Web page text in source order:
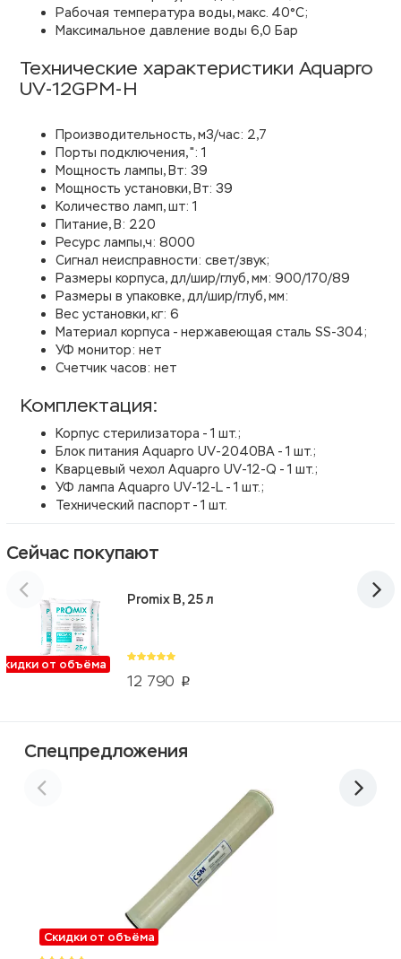
Рабочая температура воды, макс. 40°С;
Максимальное давление воды 6,0 Бар
Технические характеристики Aquapro
UV-12GPM-H
Производительность, м3/час: 2,7
Порты подключения, ": 1
Мощность лампы, Вт: 39
Мощность установки, Вт: 39
Количество ламп, шт: 1
Питание, В: 220
Ресурс лампы,ч: 8000
Сигнал неисправности: свет/звук;
Размеры корпуса, дл/шир/глуб, мм: 900/170/89
Размеры в упаковке, дл/шир/глуб, мм:
Вес установки, кг: 6
Материал корпуса - нержавеющая сталь SS-304;
УФ монитор: нет
Счетчик часов: нет
Комплектация:
Корпус стерилизатора - 1 шт.;
Блок питания Aquapro UV-2040BA - 1 шт.;
Кварцевый чехол Aquapro UV-12-Q - 1 шт.;
УФ лампа Aquapro UV-12-L - 1 шт.;
Технический паспорт - 1 шт.
Сейчас покупают
от объёма
12 790 p
Promix B, 25 л
Спецпредложения
Скидки от объёма